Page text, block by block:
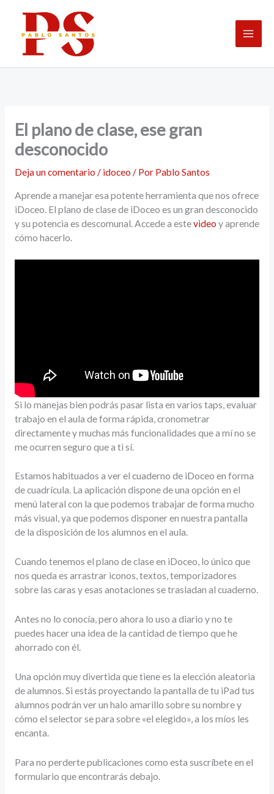
contenido
El plano de clase, ese gran
desconocido
Deja un comentario / idoceo / Por Pablo Santos
Aprende a manejar esa potente herramienta que nos ofrece
iDoceo. El plano de clase de iDoceo es un gran desconocido
y su potencia es descomunal. Accede a estevideo y aprende
cómo hacerlo.
Si lo manejas bien podrás pasar lista en varios taps, evaluar
trabajo en el aula de forma rápida, cronometrar
directamente y muchas más funcionalidades que a mí no se
me ocurren seguro que a ti sí.
Estamos habituados a ver el cuaderno de iDoceo en forma
de cuadrícula. La aplicación dispone de una opción en el
menú lateral con la que podemos trabajar de forma mucho
más visual, ya que podemos disponer en nuestra pantalla
de la disposición de los alumnos en el aula.
Cuando tenemos el plano de clase en iDoceo, lo único que
nos queda es arrastrar iconos, textos, temporizadores
sobre las caras y esas anotaciones se trasladan al cuaderno.
Antes no lo conocía, pero ahora lo uso a diario y no te
puedes hacer una idea de la cantidad de tiempo que he
ahorrado con él.
Una opción muy divertida que tiene es la elección aleatoria
de alumnos. Si estás proyectando la pantalla de tu iPad tus
alumnos podrán ver un halo amarillo sobre su nombre y
cómo el selector se para sobre «el elegido», a los míos les
encanta.
Para no perderte publicaciones como esta suscríbete en el
formulario que encontrarás debajo.